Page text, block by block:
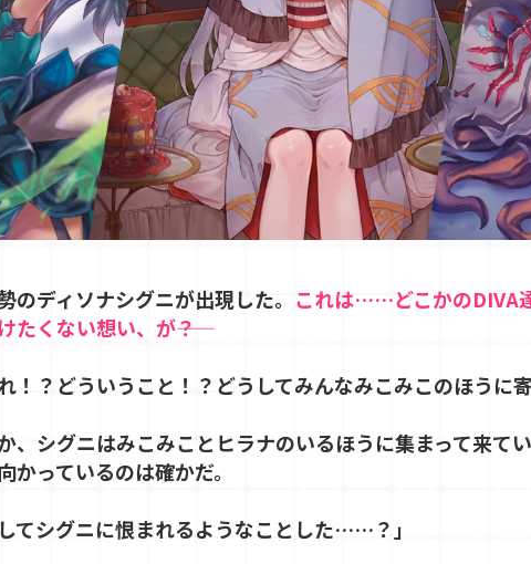
のディソナシグニが出現した。 これは……どこかのDIVA
くない想い、が――？
！？どういうこと！？どうしてみんなみこみこのほうに
、シグニはみこみことヒラナのいるほうに集まって来て
かっているのは確かだ。
てシグニに恨まれるようなことした……？」